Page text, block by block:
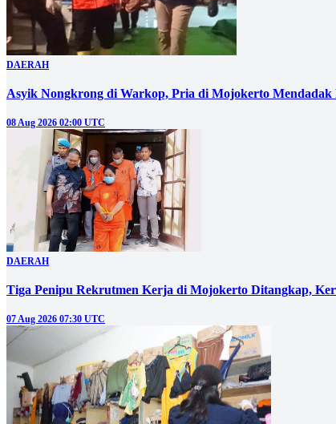
DAERAH
Asyik Nongkrong di Warkop, Pria di Mojokerto Mendadak
08 Aug 2026 02:00 UTC
DAERAH
Tiga Penipu Rekrutmen Kerja di Mojokerto Ditangkap,
07 Aug 2026 07:30 UTC